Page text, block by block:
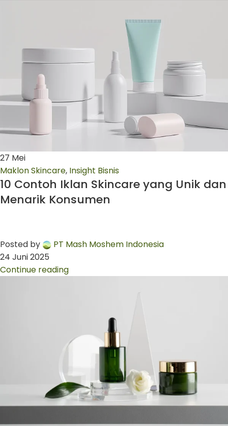
27 Mei
Maklon Skincare, Insight Bisnis
10 Contoh Iklan Skincare yang Unik dan
Menarik Konsumen
Posted by
PT Mash Moshem Indonesia
24 Juni 2025
Continue reading